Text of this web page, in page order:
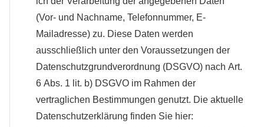
(Vor- und Nachname, Telefonnummer, E-
Mailadresse) zu. Diese Daten werden
ausschließlich unter den Voraussetzungen der
Datenschutzgrundverordnung (DSGVO) nach Art.
6 Abs. 1 lit. b) DSGVO im Rahmen der
vertraglichen Bestimmungen genutzt. Die aktuelle
Datenschutzerklärung finden Sie hier: